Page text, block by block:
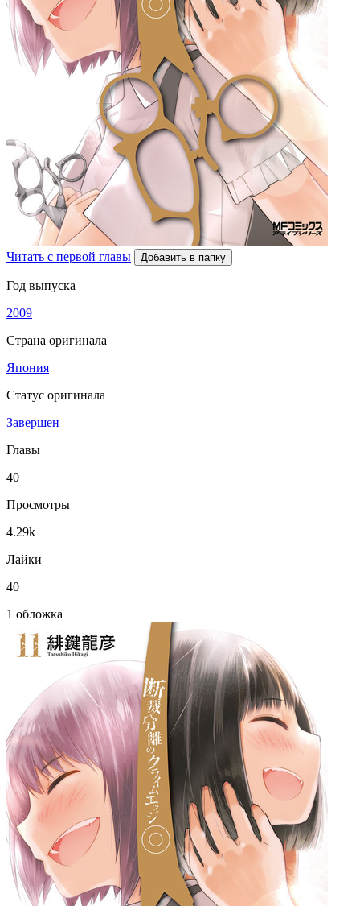
Читать с первой главы Добавить в папку
Год выпуска
2009
Страна оригинала
Япония
Статус оригинала
Завершен
Главы
40
Просмотры
4.29k
Лайки
40
1 обложка